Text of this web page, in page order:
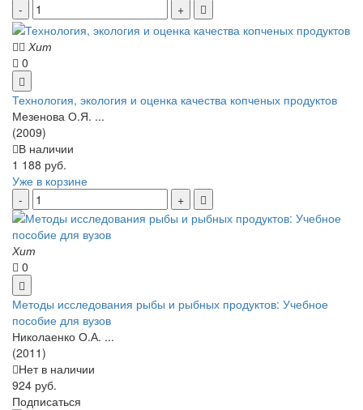
Хит
0
Технология, экология и оценка качества копченых продуктов
Мезенова О.Я. ...
(2009)
В наличии
1 188 руб.
Уже в корзине
Хит
0
Методы исследования рыбы и рыбных продуктов: Учебное
пособие для вузов
Николаенко О.А. ...
(2011)
Нет в наличии
924 руб.
Подписаться